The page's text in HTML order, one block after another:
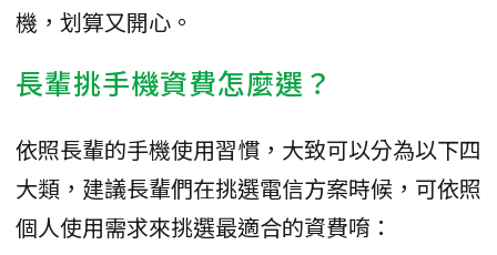
機，划算又開心。
長輩挑手機資費怎麼選？
依照長輩的手機使用習慣，大致可以分為以下四
大類，建議長輩們在挑選電信方案時候，可依照
個人使用需求來挑選最適合的資費唷：